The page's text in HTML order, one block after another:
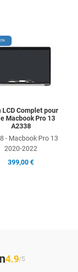
LCD Complet pour
Macbook Pro 13
A2338
- Macbook Pro 13
2020-2022
399,00 €
4.9/5